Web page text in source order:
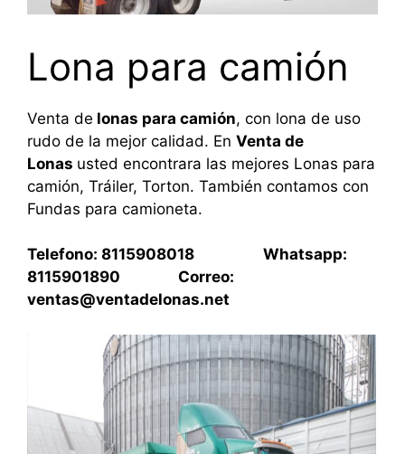
Lona para camión
Venta de lonas para camión, con lona de uso
rudo de la mejor calidad. En Venta de
Lonas usted encontrara las mejores Lonas para
camión, Tráiler, Torton. También contamos con
Fundas para camioneta.
Telefono: 8115908018 Whatsapp:
8115901890 Correo:
ventas@ventadelonas.net